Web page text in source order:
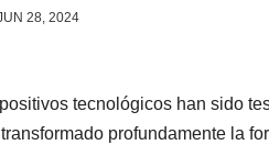
28, 2024
tecnológicos han sido⁣
profundamente la